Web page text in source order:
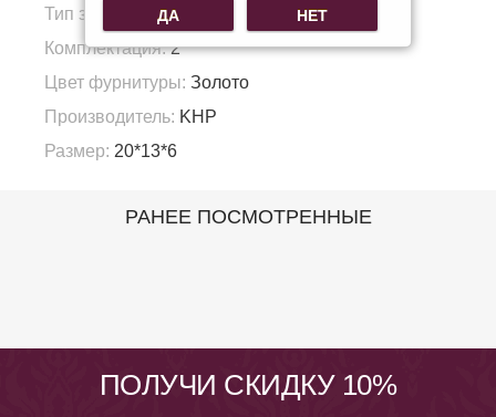
Тип застежки: магнит/молния
Комплектация:2
Цвет фурнитуры: Золото
Производитель: KHP
Размер: 20*13*6
РАНЕЕ ПОСМОТРЕННЫЕ
ПОЛУЧИ СКИДКУ 10%
ДА НЕТ